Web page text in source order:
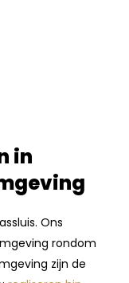
in
Ons
rondom
zijn de